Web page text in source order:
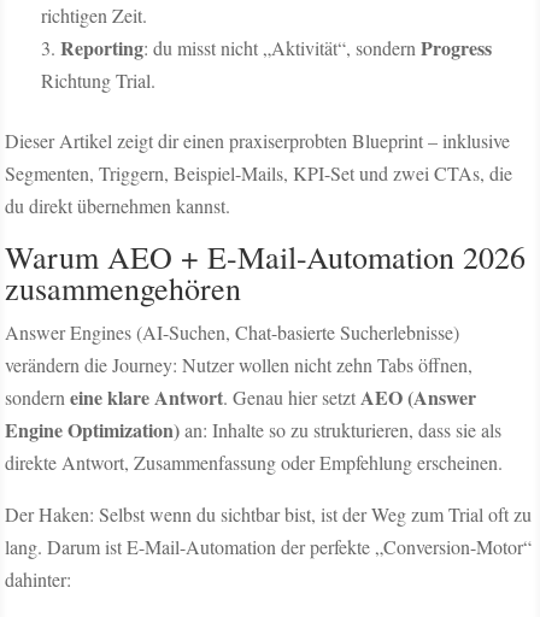
richtigen Zeit.
Reporting: du misst nicht „Aktivität“, sondernProgress
Richtung Trial.
Dieser Artikel zeigt dir einen praxiserprobten Blueprint – inklusive
Segmenten, Triggern, Beispiel-Mails, KPI-Set und zwei CTAs, die
du direkt übernehmen kannst.
Warum AEO + E-Mail-Automation 2026
zusammengehören
Answer Engines (AI-Suchen, Chat-basierte Sucherlebnisse)
verändern die Journey: Nutzer wollen nicht zehn Tabs öffnen,
sonderneine klare Antwort. Genau hier setzt AEO (Answer
Engine Optimization)an: Inhalte so zu strukturieren, dass sie als
direkte Antwort, Zusammenfassung oder Empfehlung erscheinen.
Der Haken: Selbst wenn du sichtbar bist, ist der Weg zum Trial oft zu
lang. Darum ist E-Mail-Automation der perfekte „Conversion-Motor“
dahinter: